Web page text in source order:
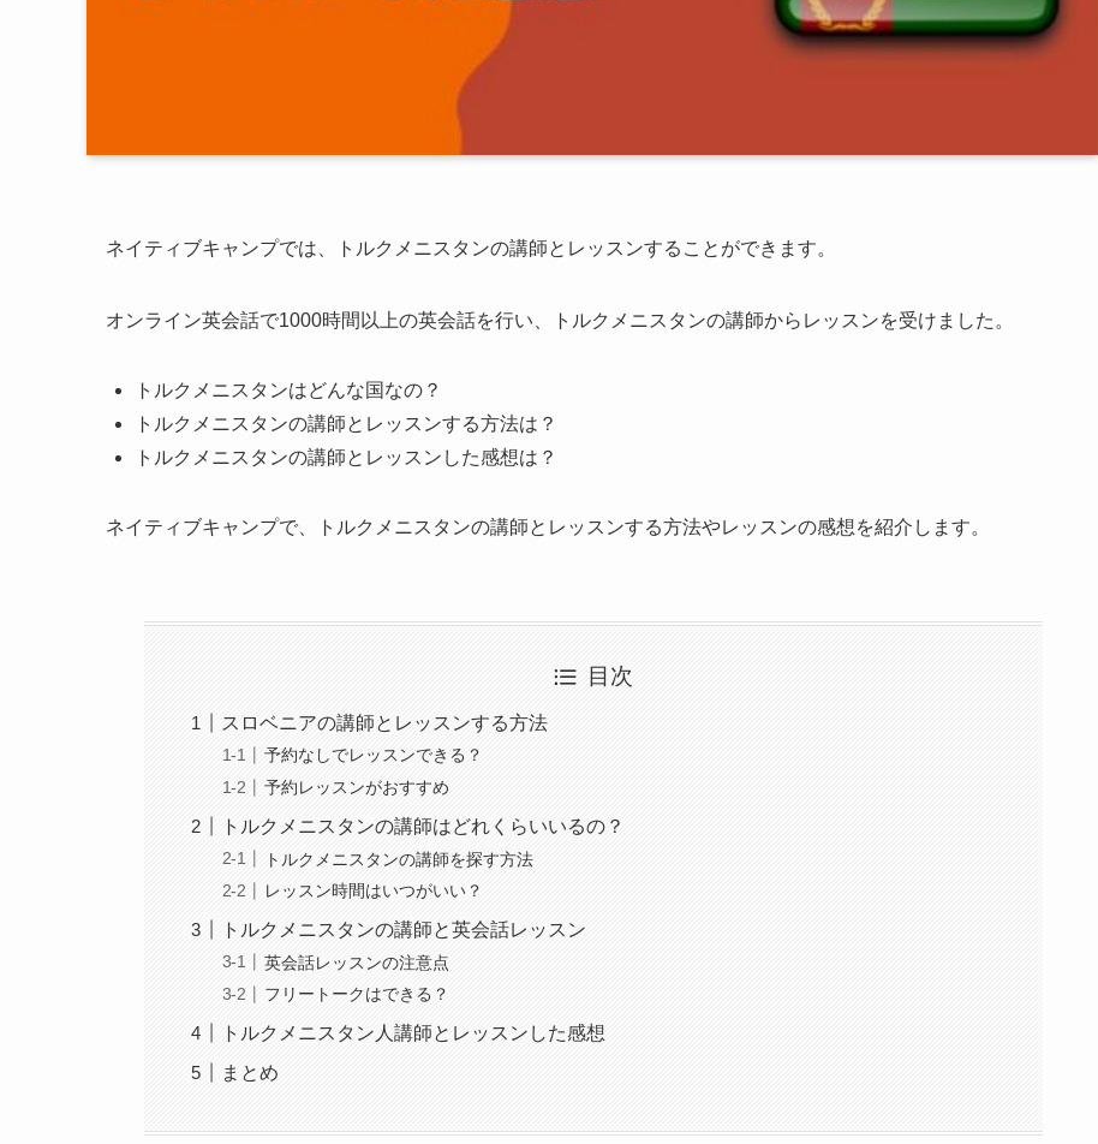
ネイティブキャンプでは、トルクメニスタンの講師とレッスンすることができます。
オンライン英会話で1000時間以上の英会話を行い、トルクメニスタンの講師からレッスンを受けました。
トルクメニスタンはどんな国なの？
トルクメニスタンの講師とレッスンする方法は？
トルクメニスタンの講師とレッスンした感想は？
ネイティブキャンプで、トルクメニスタンの講師とレッスンする方法やレッスンの感想を紹介します。
目次
スロベニアの講師とレッスンする方法
予約なしでレッスンできる？
予約レッスンがおすすめ
トルクメニスタンの講師はどれくらいいるの？
トルクメニスタンの講師を探す方法
レッスン時間はいつがいい？
トルクメニスタンの講師と英会話レッスン
英会話レッスンの注意点
フリートークはできる？
トルクメニスタン人講師とレッスンした感想
まとめ